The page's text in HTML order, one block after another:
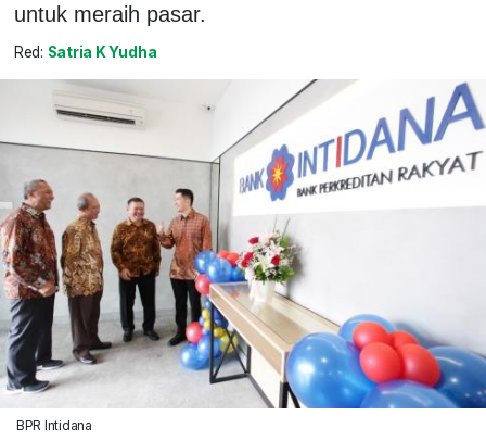
untuk meraih pasar.
Red: Satria K Yudha
BPR Intidana